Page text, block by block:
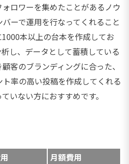
ロワーを集めたことがあるノウ
ーで運用を行なってくれること
本以上の台本を作成してお
し、データとして蓄積している
客のブランディングに合った、
率の高い投稿を作成してくれる
いない方におすすめです。
月額費用